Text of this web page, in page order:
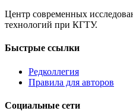
Центр современных
технологий при КГТУ.
Быстрые ссылки
Редколлегия
Правила для авторов
Социальные сети